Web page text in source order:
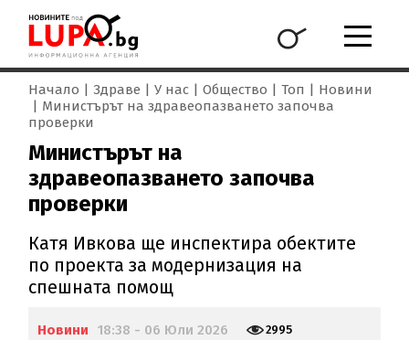
Начало Здраве У нас Общество Топ
Новини
Министърът на здравеопазването започва
проверки
Министърът на
здравеопазването започва
проверки
Катя Ивкова ще инспектира обектите
по проекта за модернизация на
спешната помощ
Новини 18:38 - 06 Юли 2026 2995